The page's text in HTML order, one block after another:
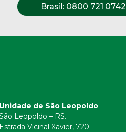
Brasil: 0800 721 0742
Unidade de São Leopoldo
Leopoldo – RS.
Estrada Vicinal Xavier, 720.